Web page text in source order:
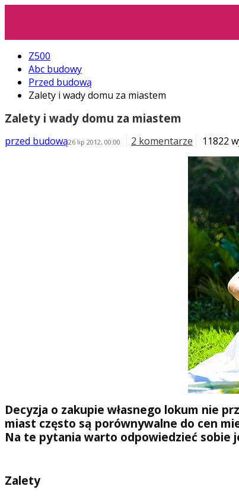
Z500
Abc budowy
Przed budową
Zalety i wady domu za miastem
Zalety i wady domu za miastem
przed budową26 lip 2012, 00:00 2 komentarze 11822
Decyzja o zakupie własnego lokum nie
miast często są porównywalne do cen
Na te pytania warto odpowiedzieć sobie
Zalety